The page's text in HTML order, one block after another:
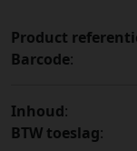
Product
Barcode:
Inhoud:
BTW toeslag: